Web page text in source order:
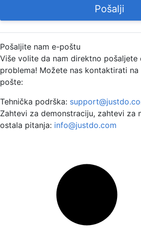
Pošalji
Pošaljite nam e-poštu
Više volite da nam direktno pošaljete
problema! Možete nas kontaktirati
pošte:
Tehnička podrška:
Zahtevi za demonstraciju, zahtevi za
ostala pitanja: info@justdo.com